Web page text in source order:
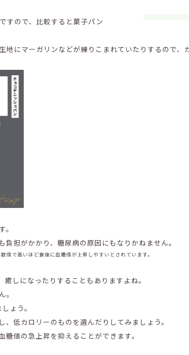
ので、比較すると菓子パン
地にマーガリンなどが練りこまれていたりするので、
担がかかり、糖尿病の原因にもなりかねません。
で高いほど食後に血糖値が上昇しやすいとされています。
しになったりすることもありますよね。
。
ょう。
低カロリーのものを選んだりしてみましょう。
値の急上昇を抑えることができます。